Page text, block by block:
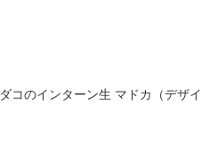
ダコのインターン生 マドカ（デザ